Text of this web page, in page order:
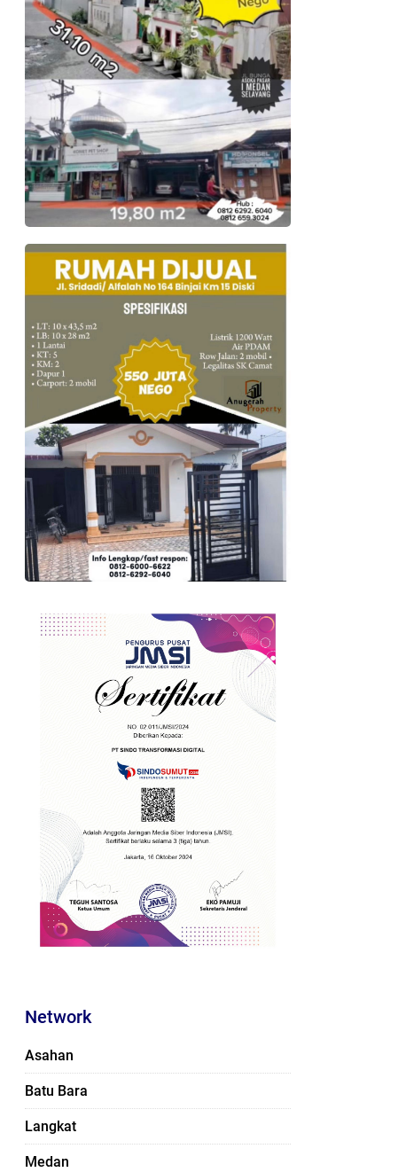
Network
Asahan
Batu Bara
Langkat
Medan